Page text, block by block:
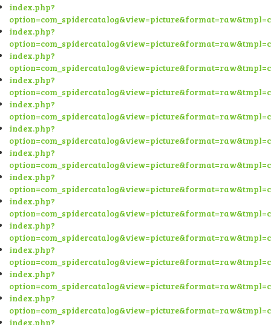
index.php?
index.php?
index.php?
index.php?
index.php?
index.php?
index.php?
index.php?
index.php?
index.php?
index.php?
index.php?
index.php?
index.php?